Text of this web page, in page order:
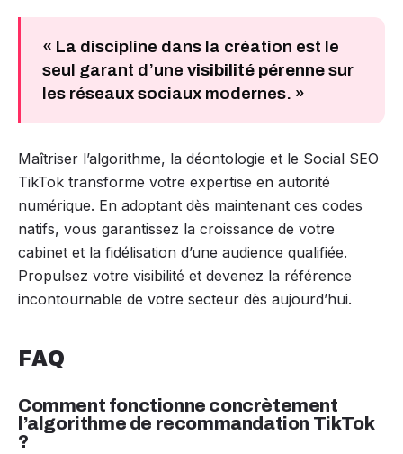
« La discipline dans la création est le
seul garant d’une visibilité pérennesur
les réseaux sociaux modernes. »
Maîtriser l’algorithme, la déontologie et le Social SEO
TikTok transforme votre expertise en autorité
numérique. En adoptant dès maintenant ces codes
natifs, vous garantissez la croissance de votre
cabinet et la fidélisation d’une audience qualifiée.
Propulsez votre visibilité et devenez la référence
incontournable de votre secteur dès aujourd’hui.
FAQ
Comment fonctionne concrètement
l’algorithme de recommandation TikTok
?